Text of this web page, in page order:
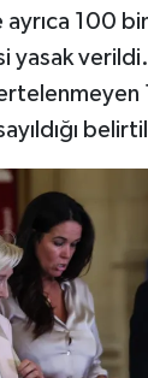
ayrıca 100
yasak